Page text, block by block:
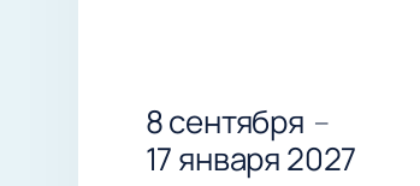
8 сентября —
17 января 2027